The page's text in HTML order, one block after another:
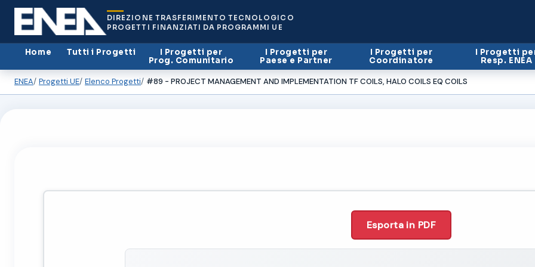
DIREZIONE TRASFERIMENTO TECNOLOGICO
PROGETTI FINANZIATI DA PROGRAMMI UE
Home Tutti i Progetti
I Progetti per
Prog. Comunitario
I Progetti per
Paese e Partner
I Progetti per
Coordinatore
I Progetti
Resp. ENEA
ENEA Progetti UE Elenco Progetti #89 - PROJECT MANAGEMENT AND IMPLEMENTATION TF COILS, HALO COILS EQ COILS
Esporta in PDF